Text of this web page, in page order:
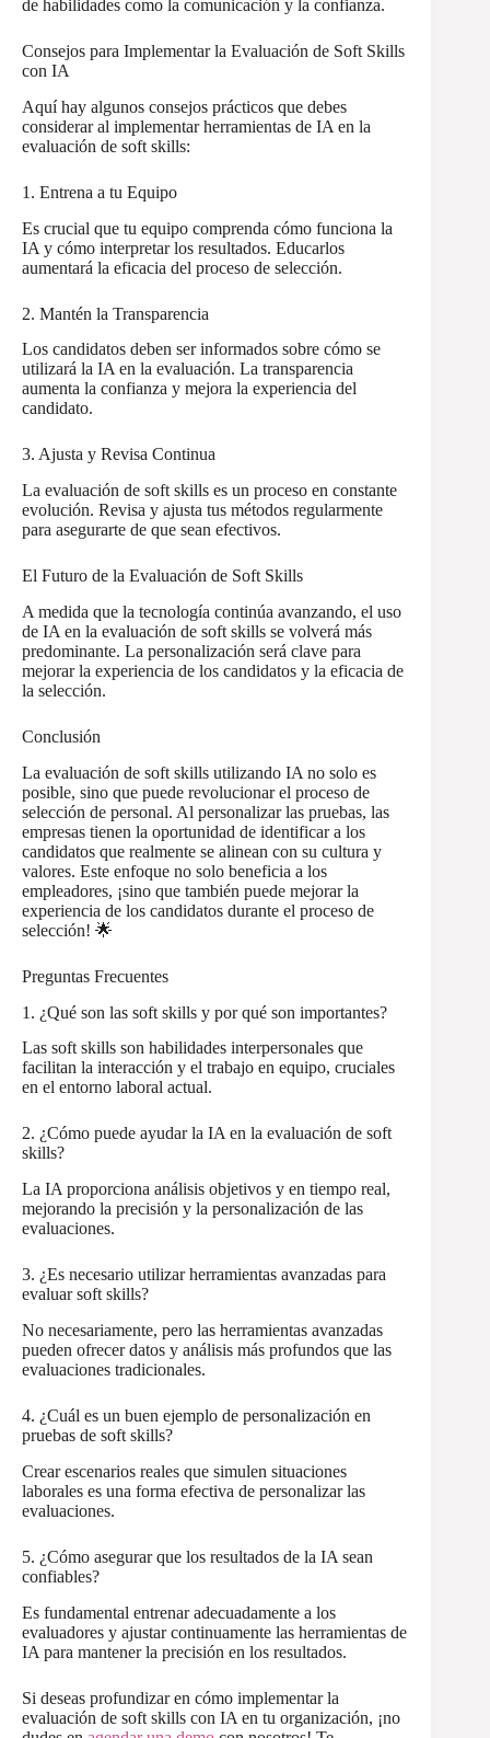
de habilidades como la comunicación y la confianza.
Consejos para Implementar la Evaluación de Soft Skills
con IA
Aquí hay algunos consejos prácticos que debes
considerar al implementar herramientas de IA en la
evaluación de soft skills:
1. Entrena a tu Equipo
Es crucial que tu equipo comprenda cómo funciona la
IA y cómo interpretar los resultados. Educarlos
aumentará la eficacia del proceso de selección.
2. Mantén la Transparencia
Los candidatos deben ser informados sobre cómo se
utilizará la IA en la evaluación. La transparencia
aumenta la confianza y mejora la experiencia del
candidato.
3. Ajusta y Revisa Continua
La evaluación de soft skills es un proceso en constante
evolución. Revisa y ajusta tus métodos regularmente
para asegurarte de que sean efectivos.
El Futuro de la Evaluación de Soft Skills
A medida que la tecnología continúa avanzando, el uso
de IA en la evaluación de soft skills se volverá más
predominante. La personalización será clave para
mejorar la experiencia de los candidatos y la eficacia de
la selección.
Conclusión
La evaluación de soft skills utilizando IA no solo es
posible, sino que puede revolucionar el proceso de
selección de personal. Al personalizar las pruebas, las
empresas tienen la oportunidad de identificar a los
candidatos que realmente se alinean con su cultura y
valores. Este enfoque no solo beneficia a los
empleadores, ¡sino que también puede mejorar la
experiencia de los candidatos durante el proceso de
selección! 🌟
Preguntas Frecuentes
1. ¿Qué son las soft skills y por qué son importantes?
Las soft skills son habilidades interpersonales que
facilitan la interacción y el trabajo en equipo, cruciales
en el entorno laboral actual.
2. ¿Cómo puede ayudar la IA en la evaluación de soft
skills?
La IA proporciona análisis objetivos y en tiempo real,
mejorando la precisión y la personalización de las
evaluaciones.
3. ¿Es necesario utilizar herramientas avanzadas para
evaluar soft skills?
No necesariamente, pero las herramientas avanzadas
pueden ofrecer datos y análisis más profundos que las
evaluaciones tradicionales.
4. ¿Cuál es un buen ejemplo de personalización en
pruebas de soft skills?
Crear escenarios reales que simulen situaciones
laborales es una forma efectiva de personalizar las
evaluaciones.
5. ¿Cómo asegurar que los resultados de la IA sean
confiables?
Es fundamental entrenar adecuadamente a los
evaluadores y ajustar continuamente las herramientas de
IA para mantener la precisión en los resultados.
Si deseas profundizar en cómo implementar la
evaluación de soft skills con IA en tu organización, ¡no